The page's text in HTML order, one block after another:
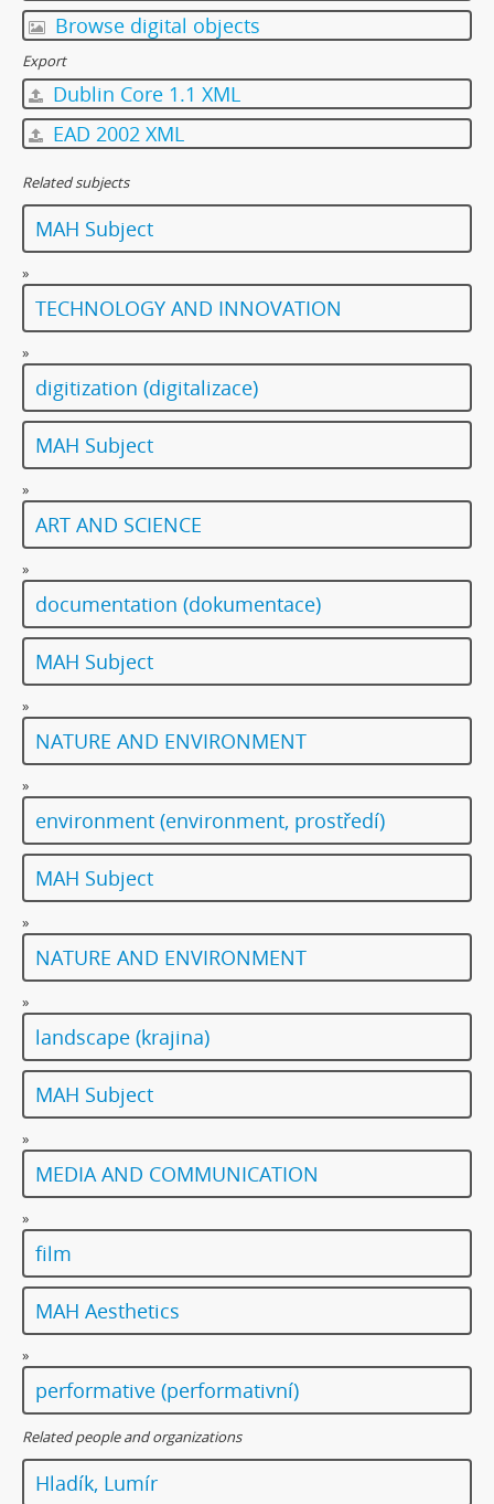
Browse digital objects
Export
Dublin Core 1.1 XML
EAD 2002 XML
Related subjects
MAH Subject
»
TECHNOLOGY AND INNOVATION
»
digitization (digitalizace)
MAH Subject
»
ART AND SCIENCE
»
documentation (dokumentace)
MAH Subject
»
NATURE AND ENVIRONMENT
»
environment (environment, prostředí)
MAH Subject
»
NATURE AND ENVIRONMENT
»
landscape (krajina)
MAH Subject
»
MEDIA AND COMMUNICATION
»
film
MAH Aesthetics
»
performative (performativní)
Related people and organizations
Hladík, Lumír